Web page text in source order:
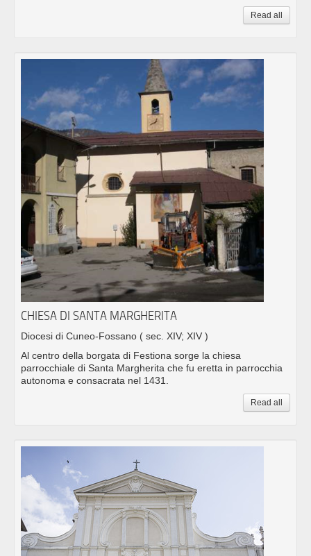
Read all
CHIESA DI SANTA MARGHERITA
Diocesi di Cuneo-Fossano ( sec. XIV; XIV )
Al centro della borgata di Festiona sorge la chiesa
parrocchiale di Santa Margherita che fu eretta in parrocchia
autonoma e consacrata nel 1431.
Read all